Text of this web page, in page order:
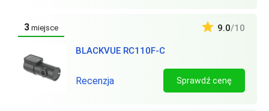
3 miejsce
BLACKVUE RC110F-C
9.0/10
Recenzja Sprawdź cenę